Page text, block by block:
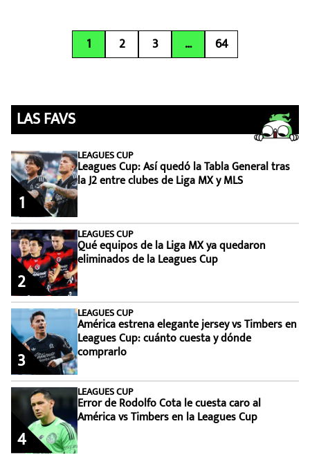
1 2 3 … 64
LAS FAVS
LEAGUES CUP
Leagues Cup: Así quedó la Tabla General tras
la J2 entre clubes de Liga MX y MLS
1
LEAGUES CUP
Qué equipos de la Liga MX ya quedaron
eliminados de la Leagues Cup
2
LEAGUES CUP
América estrena elegante jersey vs Timbers en
Leagues Cup: cuánto cuesta y dónde
comprarlo
3
LEAGUES CUP
Error de Rodolfo Cota le cuesta caro al
América vs Timbers en la Leagues Cup
4